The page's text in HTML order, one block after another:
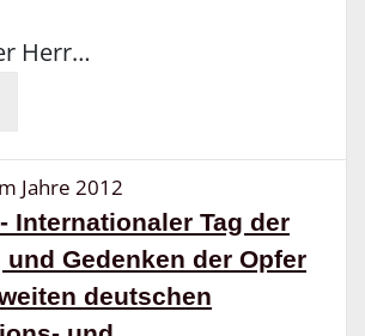
Herr…
Internationaler Tag der
Gedenken der Opfer
deutschen